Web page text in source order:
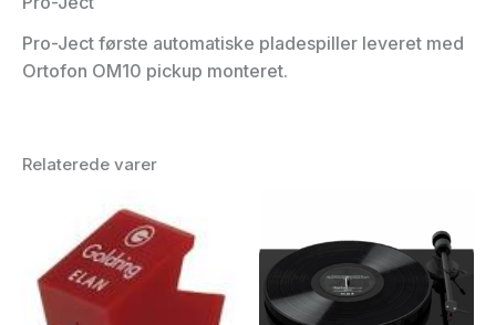
Pro-Ject første automatiske pladespiller leveret med
Ortofon OM10 pickup monteret.
Relaterede varer